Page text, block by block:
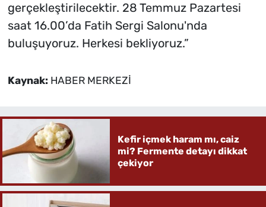
gerçekleştirilecektir. 28 Temmuz Pazartesi
saat 16.00’da Fatih Sergi Salonu'nda
buluşuyoruz. Herkesi bekliyoruz.”
Kaynak: HABER MERKEZİ
Kefir içmek haram mı, caiz
mi? Fermente detayı dikkat
çekiyor